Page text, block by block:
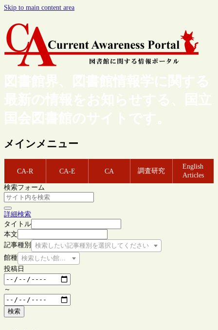
Skip to main content area
図書館界、図書館情報学に関する
最新の情報をお知らせする、国立
国会図書館のサイトです。
メインメニュー
CA-R CA-E CA 調査研究
English
Articles
検索フォーム
詳細検索
タイトル
本文
記事種別
検索したい記事種別を選択してください
館種 検索したい館種を選択してください
投稿日
～
検索